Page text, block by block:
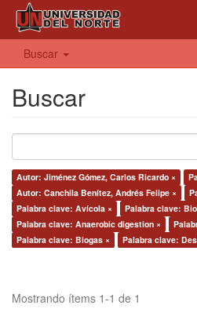
Buscar
Buscar
Autor: Jiménez Gómez, Carlos Ricardo ×
Autor: Canchila Benítez, Andrés Felipe ×
Palabra clave: Avícola ×
Palabra clave:
Palabra clave: Anaerobic digestion ×
Palabra clave: Biogas ×
Palabra clave:
Mostrando ítems 1-1 de 1